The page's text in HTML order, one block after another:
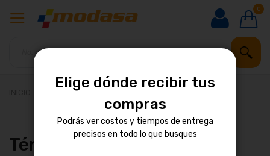
0
Términos y condiciones
Términos y condiciones
Elige dónde recibir tus
compras
Podrás ver costos y tiempos de entrega
precisos en todo lo que busques